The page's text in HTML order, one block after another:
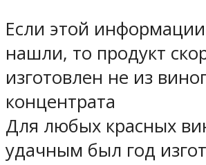
Если этой
нашли, то продукт
изготовлен не из
концентрата
Для любых красных
удачным был год